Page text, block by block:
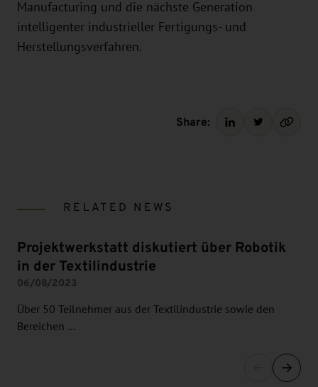
Manufacturing und die nächste Generation
intelligenter industrieller Fertigungs- und
Herstellungsverfahren.
Share:
RELATED NEWS
Projektwerkstatt diskutiert über Robotik
in der Textilindustrie
06/08/2023
Über 50 Teilnehmer aus der Textilindustrie sowie den
Bereichen …